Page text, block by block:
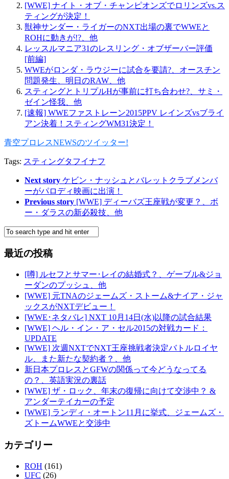
[WWE] ナイト・オブ・チャンピオンズでロリンズvs.ス
ティングが決定！
獣神サンダー・ライガーのNXT出場の裏でWWEと
ROHに動きが!?、他
レッスルマニア31のレスリング・オブザーバー評価
[前編]
WWEがロンダ・ラウジーに試合を要請?、オースチン
問題発生、明日のRAW、他
スティングとトリプルHが事前に打ち合わせ?、サミ・
ゼイン怪我、他
[速報] WWEファストレーン2015PPV レインズvsブライ
アン決着！スティングWM31決定！
青空プロレスNEWSのツイッター!
Tags: スティングタフイナフ
Next story ケビン・ナッシュとバレットクラブメンバ
ーがパロディ映画に出演！
Previous story [WWE] ディーバズ王座戦が変更？、ボ
ー・ダラスの新必殺技、他
最近の投稿
[噂] ルセフとサマー･レイの結婚式？、ゲーブル&ジョ
ーダンのプッシュ、他
[WWE] 元TNAのジェームズ・ストーム&ナイア・ジャ
ックスがNXTデビュー！
[WWE･ネタバレ] NXT 10月14日(水)以降の試合結果
[WWE] ヘル・イン・ア・セル2015の対戦カード：
UPDATE
[WWE] 次週NXTでNXT王座挑戦者決定バトルロイヤ
ル、また新たな契約者？、他
新日本プロレスとGFWの関係って今どうなってる
の？、英語実況の裏話
[WWE] ザ・ロック、年末の復帰に向けて交渉中？ &
アンダーテイカーの予定
[WWE] ランディ・オートン11月に挙式、ジェームズ・
ズトームWWEと交渉中
カテゴリー
ROH (161)
UFC (26)